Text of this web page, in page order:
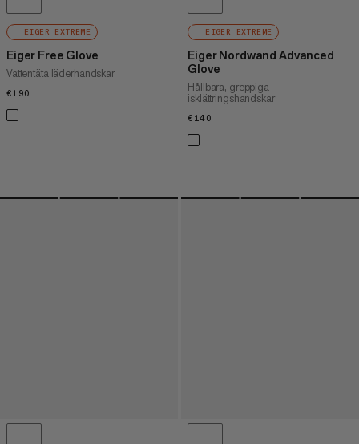
EIGER EXTREME
Eiger Free Glove
Vattentäta läderhandskar
€190
EIGER EXTREME
Eiger Nordwand Advanced
Glove
Hållbara, greppiga
isklättringshandskar
€140